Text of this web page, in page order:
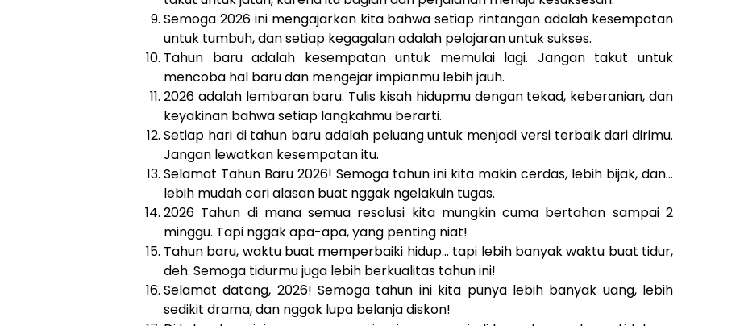
Semoga 2026 ini mengajarkan kita bahwa setiap rintangan adalah kesempatan
untuk tumbuh, dan setiap kegagalan adalah pelajaran untuk sukses.
Tahun baru adalah kesempatan untuk memulai lagi. Jangan takut untuk
mencoba hal baru dan mengejar impianmu lebih jauh.
2026 adalah lembaran baru. Tulis kisah hidupmu dengan tekad, keberanian, dan
keyakinan bahwa setiap langkahmu berarti.
Setiap hari di tahun baru adalah peluang untuk menjadi versi terbaik dari dirimu.
Jangan lewatkan kesempatan itu.
Selamat Tahun Baru 2026! Semoga tahun ini kita makin cerdas, lebih bijak, dan…
lebih mudah cari alasan buat nggak ngelakuin tugas.
2026 Tahun di mana semua resolusi kita mungkin cuma bertahan sampai 2
minggu. Tapi nggak apa-apa, yang penting niat!
Tahun baru, waktu buat memperbaiki hidup… tapi lebih banyak waktu buat tidur,
deh. Semoga tidurmu juga lebih berkualitas tahun ini!
Selamat datang, 2026! Semoga tahun ini kita punya lebih banyak uang, lebih
sedikit drama, dan nggak lupa belanja diskon!